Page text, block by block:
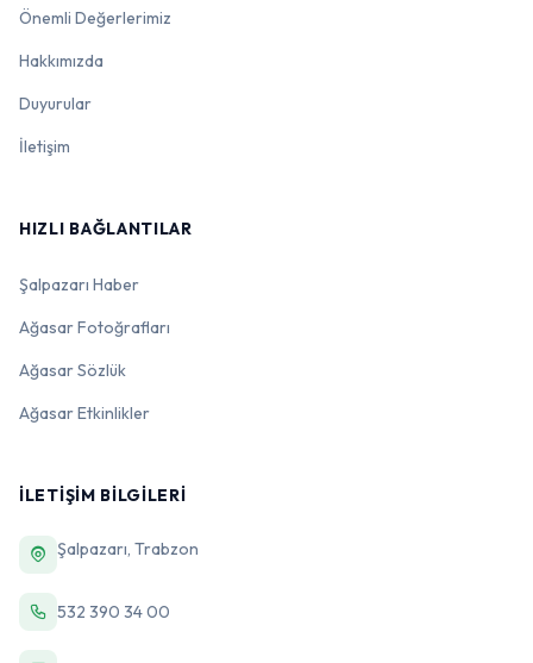
Önemli Değerlerimiz
Hakkımızda
Duyurular
İletişim
HIZLI BAĞLANTILAR
Şalpazarı Haber
Ağasar Fotoğrafları
Ağasar Sözlük
Ağasar Etkinlikler
İLETIŞIM BILGILERI
Şalpazarı, Trabzon
532 390 34 00